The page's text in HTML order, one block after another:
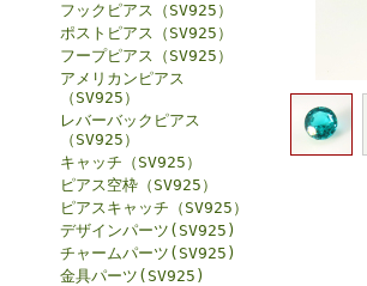
フックピアス（SV925）
ポストピアス（SV925）
フープピアス（SV925）
アメリカンピアス
（SV925）
レバーバックピアス
（SV925）
キャッチ（SV925）
ピアス空枠（SV925）
ピアスキャッチ（SV925）
デザインパーツ(SV925)
チャームパーツ(SV925)
金具パーツ(SV925)